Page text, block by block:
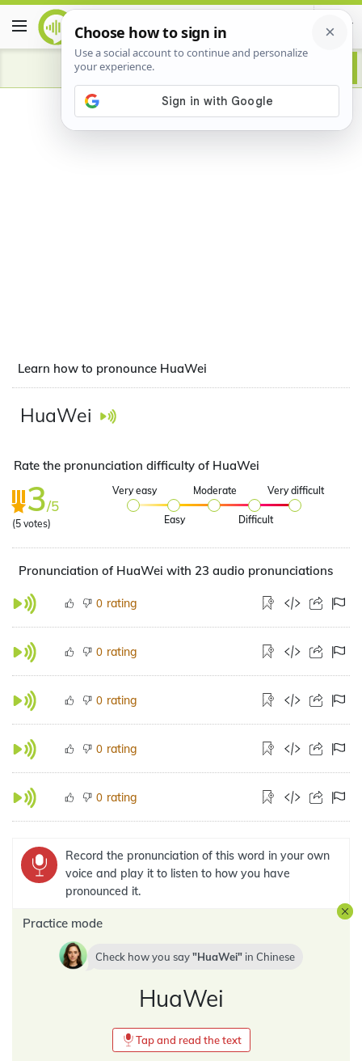
Advertisement
Learn how to pronounce HuaWei
HuaWei
Rate the pronunciation difficulty of HuaWei
3/5
(5 votes)
Very easy
Easy
Moderate
Difficult
Very difficult
Pronunciation of HuaWei with 23 audio pronunciations
0 rating
0 rating
0 rating
0 rating
0 rating
Record the pronunciation of this word in your own
voice and play it to listen to how you have
pronounced it.
Practice mode
Check how you say HuaWei in Chinese
HuaWei
Tap and read the text